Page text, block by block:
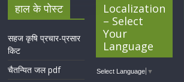
हाल के पोस्ट
सहज कृषि प्रचार-प्रसार
किट
चैतन्यित जल pdf
Localization
– Select
Your
Language
Select Language ▼